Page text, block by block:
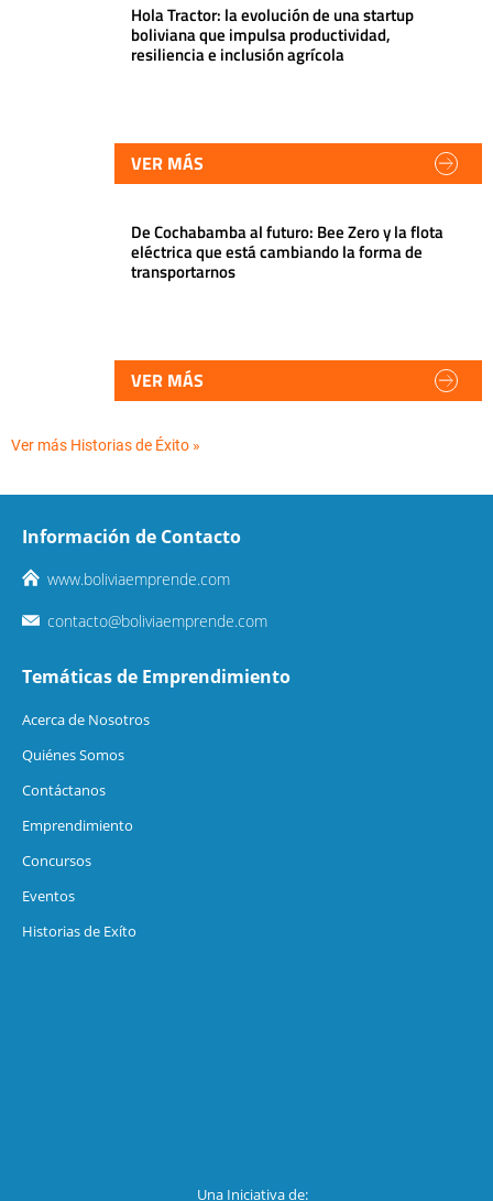
Hola Tractor: la evolución de una startup
boliviana que impulsa productividad,
resiliencia e inclusión agrícola
VER MÁS
De Cochabamba al futuro: Bee Zero y la flota
eléctrica que está cambiando la forma de
transportarnos
VER MÁS
Ver más Historias de Éxito »
Información de Contacto
www.boliviaemprende.com
contacto@boliviaemprende.com
Temáticas de Emprendimiento
Acerca de Nosotros
Quiénes Somos
Contáctanos
Emprendimiento
Concursos
Eventos
Historias de Exíto
Una Iniciativa de: